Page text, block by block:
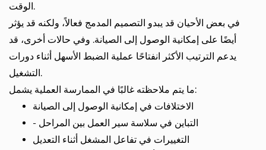
الوقت.
في بعض الأحيان قد يبدو التصميم المدمج فعالاً، ولكنه قد يؤثر
أيضًا على إمكانية الوصول إلى الصيانة. وفي حالات أخرى، قد
يدعم الترتيب الأكثر انفتاحًا عملية الضبط الأسهل أثناء دورات
التشغيل.
ما يتم ملاحظته غالبًا في الممارسة العملية يشمل:
الاختلافات في إمكانية الوصول إلى الصيانة
- التباين في سلاسة سير العمل بين المراحل
التغييرات في تفاعل المشغل أثناء التعديل